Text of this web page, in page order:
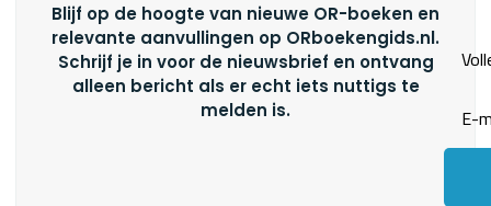
Blijf op de hoogte van nieuwe OR-boeken en
relevante aanvullingen op ORboekengids.nl.
Schrijf je in voor de nieuwsbrief en ontvang
alleen bericht als er echt iets nuttigs te
melden is.